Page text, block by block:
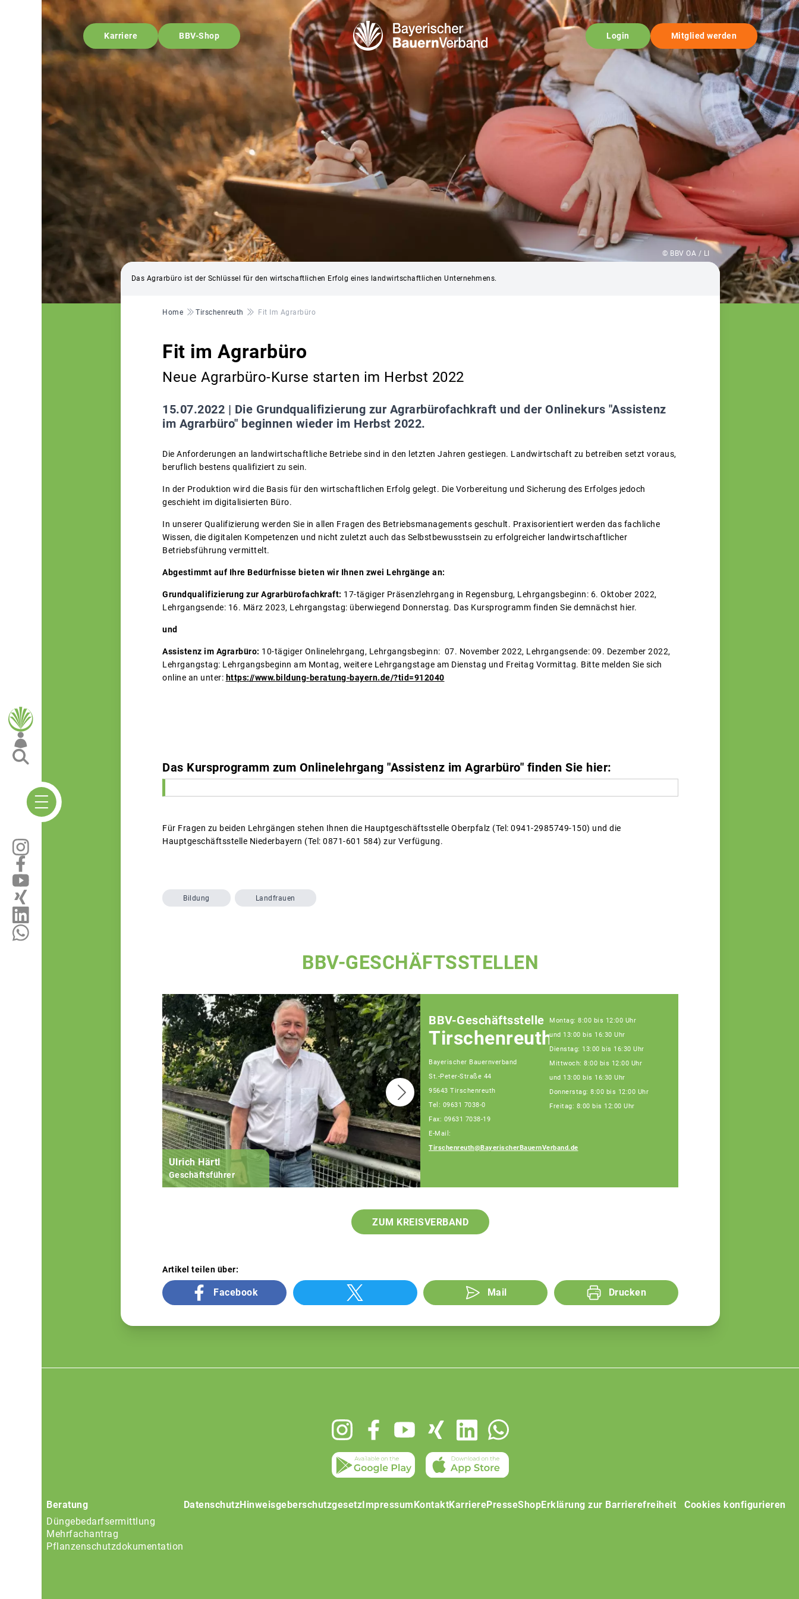
Karriere BBV-Shop Login Mitglied werden
© BBV OA / LI
Das Agrarbüro ist der Schlüssel für den wirtschaftlichen Erfolg eines landwirtschaftlichen Unternehmens.
Pfadnavigation
Home Tirschenreuth Fit Im Agrarbüro
Fit im Agrarbüro
Neue Agrarbüro-Kurse starten im Herbst 2022
15.07.2022 | Die Grundqualifizierung zur Agrarbürofachkraft und der Onlinekurs "Assistenz
im Agrarbüro" beginnen wieder im Herbst 2022.
Die Anforderungen an landwirtschaftliche Betriebe sind in den letzten Jahren gestiegen. Landwirtschaft zu betreiben setzt voraus,
beruflich bestens qualifiziert zu sein.
In der Produktion wird die Basis für den wirtschaftlichen Erfolg gelegt. Die Vorbereitung und Sicherung des Erfolges jedoch
geschieht im digitalisierten Büro.
In unserer Qualifizierung werden Sie in allen Fragen des Betriebsmanagements geschult. Praxisorientiert werden das fachliche
Wissen, die digitalen Kompetenzen und nicht zuletzt auch das Selbstbewusstsein zu erfolgreicher landwirtschaftlicher
Betriebsführung vermittelt.
Abgestimmt auf Ihre Bedürfnisse bieten wir Ihnen zwei Lehrgänge an:
Grundqualifizierung zur Agrarbürofachkraft: 17-tägiger Präsenzlehrgang in Regensburg, Lehrgangsbeginn: 6. Oktober 2022,
Lehrgangsende: 16. März 2023, Lehrgangstag: überwiegend Donnerstag. Das Kursprogramm finden Sie demnächst hier.
und
Assistenz im Agrarbüro: 10-tägiger Onlinelehrgang, Lehrgangsbeginn: 07. November 2022, Lehrgangsende: 09. Dezember 2022,
Lehrgangstag: Lehrgangsbeginn am Montag, weitere Lehrgangstage am Dienstag und Freitag Vormittag. Bitte melden Sie sich
online an unter: https://www.bildung-beratung-bayern.de/?tid=912040
Das Kursprogramm zum Onlinelehrgang "Assistenz im Agrarbüro" finden Sie hier:
Für Fragen zu beiden Lehrgängen stehen Ihnen die Hauptgeschäftsstelle Oberpfalz (Tel: 0941-2985749-150) und die
Hauptgeschäftsstelle Niederbayern (Tel: 0871-601 584) zur Verfügung.
Bildung Landfrauen
BBV-GESCHÄFTSSTELLEN
Ulrich Härtl
Geschäftsführer
BBV-Geschäftsstelle
Tirschenreuth
Bayerischer Bauernverband
St.-Peter-Straße 44
95643 Tirschenreuth
Tel: 09631 7038-0
Fax: 09631 7038-19
E-Mail:
Tirschenreuth@BayerischerBauernVerband.de
Montag: 8:00 bis 12:00 Uhr
und 13:00 bis 16:30 Uhr
Dienstag: 13:00 bis 16:30 Uhr
Mittwoch: 8:00 bis 12:00 Uhr
und 13:00 bis 16:30 Uhr
Donnerstag: 8:00 bis 12:00 Uhr
Freitag: 8:00 bis 12:00 Uhr
ZUM KREISVERBAND
Artikel teilen über:
Facebook Mail Drucken
Beratung
Düngebedarfsermittlung
Mehrfachantrag
Pflanzenschutzdokumentation
DatenschutzHinweisgeberschutzgesetzImpressumKontaktKarrierePresseShopErklärung zur Barrierefreiheit Cookies konfigurieren